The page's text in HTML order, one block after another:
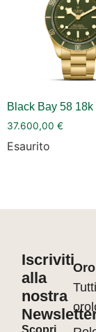
Black Bay 58 18k
37.600,00 €
Esaurito
Iscriviti
alla
nostra